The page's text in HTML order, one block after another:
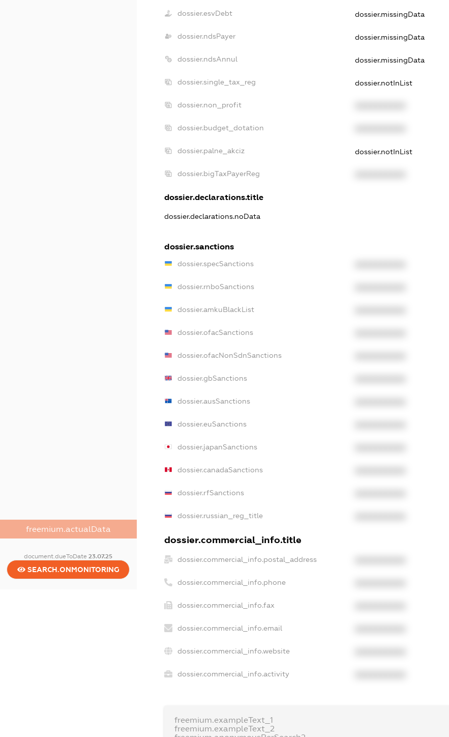
freemium.actualData
document.dueToDate23.07.25
SEARCH.ONMONITORING
dossier.esvDebt dossier.missingData
dossier.ndsPayer dossier.missingData
dossier.ndsAnnul dossier.missingData
dossier.single_tax_reg dossier.notInList
dossier.non_profit
dossier.budget_dotation
dossier.palne_akciz dossier.notInList
dossier.bigTaxPayerReg
dossier.declarations.title
dossier.declarations.noData
dossier.sanctions
dossier.specSanctions
dossier.rnboSanctions
dossier.amkuBlackList
dossier.ofacSanctions
dossier.ofacNonSdnSanctions
dossier.gbSanctions
dossier.ausSanctions
dossier.euSanctions
dossier.japanSanctions
dossier.canadaSanctions
dossier.rfSanctions
dossier.russian_reg_title
dossier.commercial_info.title
dossier.commercial_info.postal_address
dossier.commercial_info.phone
dossier.commercial_info.fax
dossier.commercial_info.email
dossier.commercial_info.website
dossier.commercial_info.activity
freemium.exampleText_1
freemium.exampleText_2